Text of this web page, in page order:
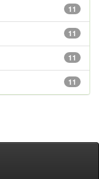
11
11
11
11